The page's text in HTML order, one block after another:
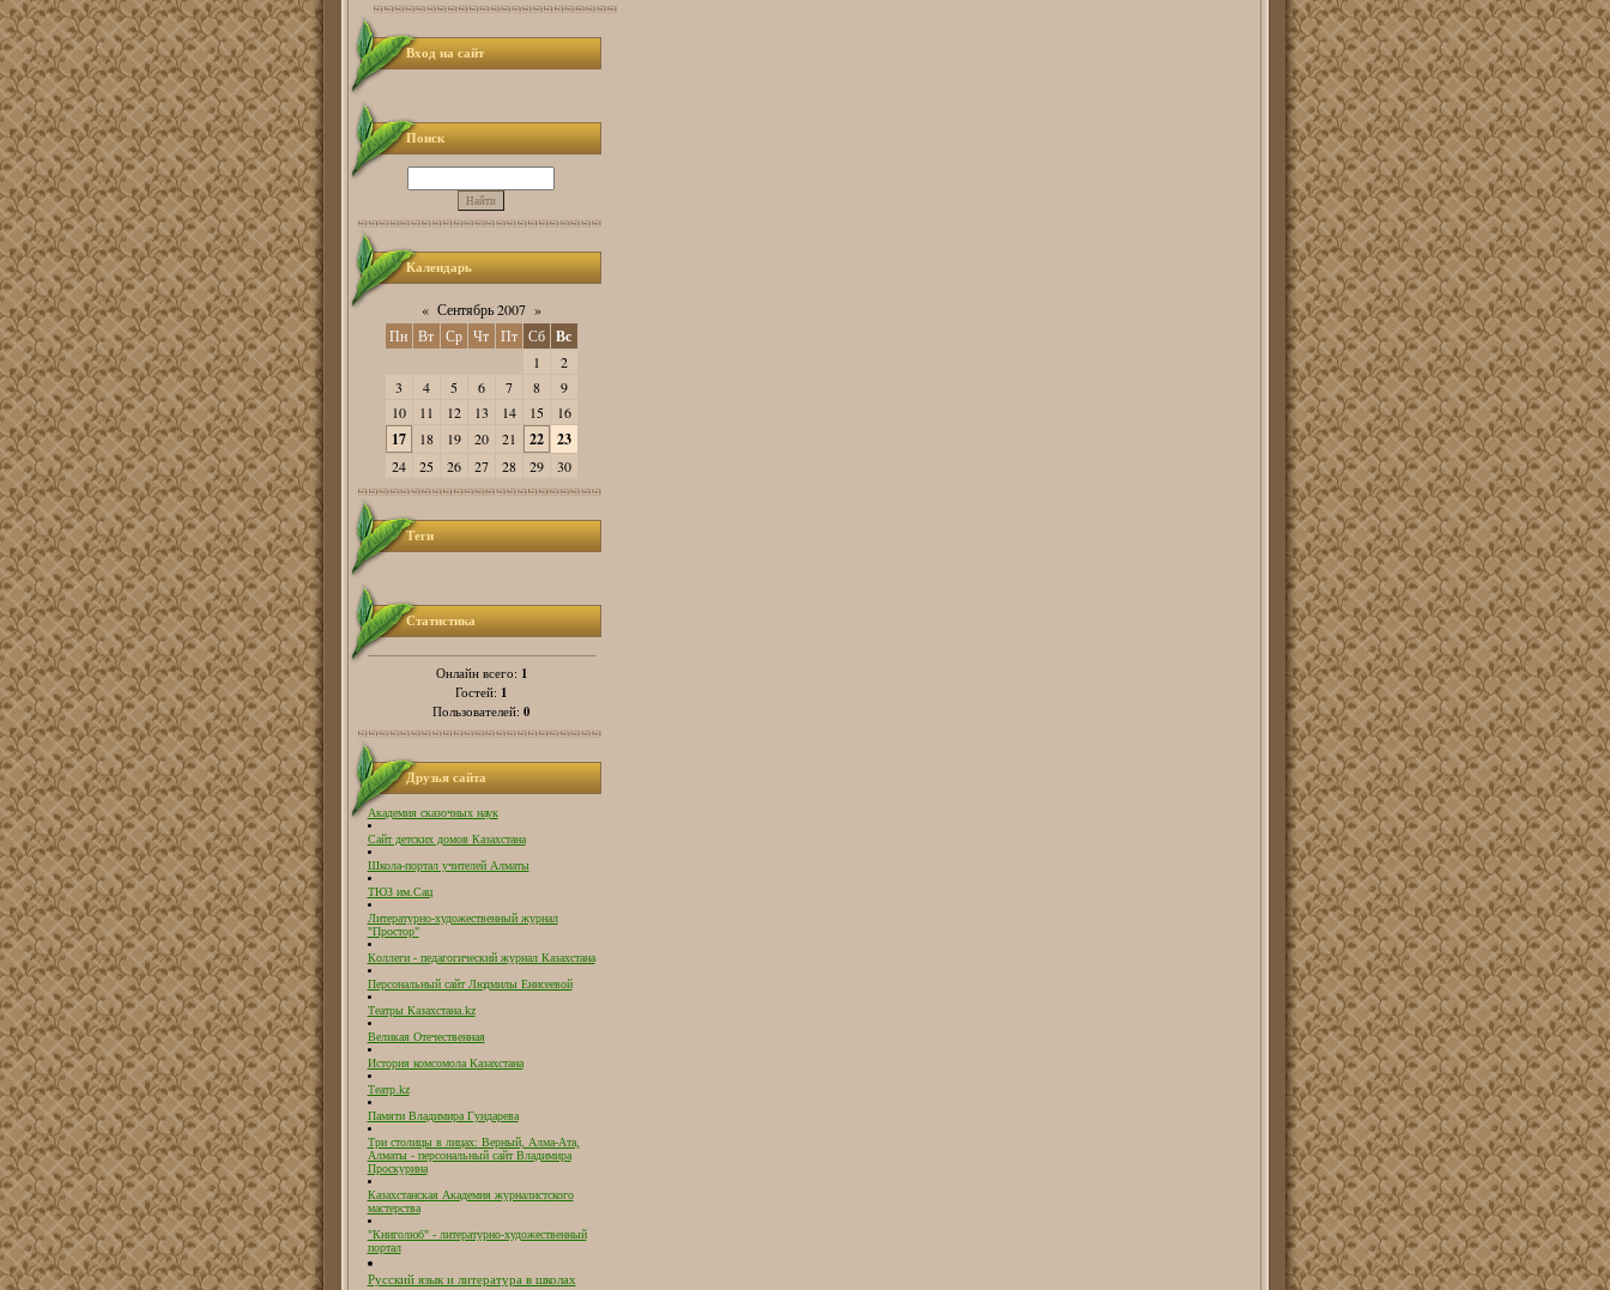
Вход на сайт
Поиск
Календарь
« Сентябрь 2007 »
Пн Вт Ср Чт Пт Сб Вс
1
2
3
4 5 6 7 8
9
10
11 12 13 14 15 16
17 18 19 20 21 22 23
24 25 26 27 28 29 30
Теги
Статистика
Онлайн всего: 1
Гостей: 1
Пользователей: 0
Друзья сайта
Академия сказочных наук
Сайт детских домов Казахстана
Школа-портал учителей Алматы
ТЮЗ им.Сац
Литературно-художественный журнал
"Простор"
Коллеги - педагогический журнал Казахстана
Персональный сайт Людмилы Енисеевой
Театры Казахстана.kz
Великая Отечественная
История комсомола Казахстана
Театр.kz
Памяти Владимира Гундарева
Три столицы в лицах: Верный, Алма-Ата,
Алматы - персональный сайт Владимира
Проскурина
Казахстанская Академия журналистского
мастерства
"Книголюб" - литературно-художественный
портал
Русский язык и литература в школах